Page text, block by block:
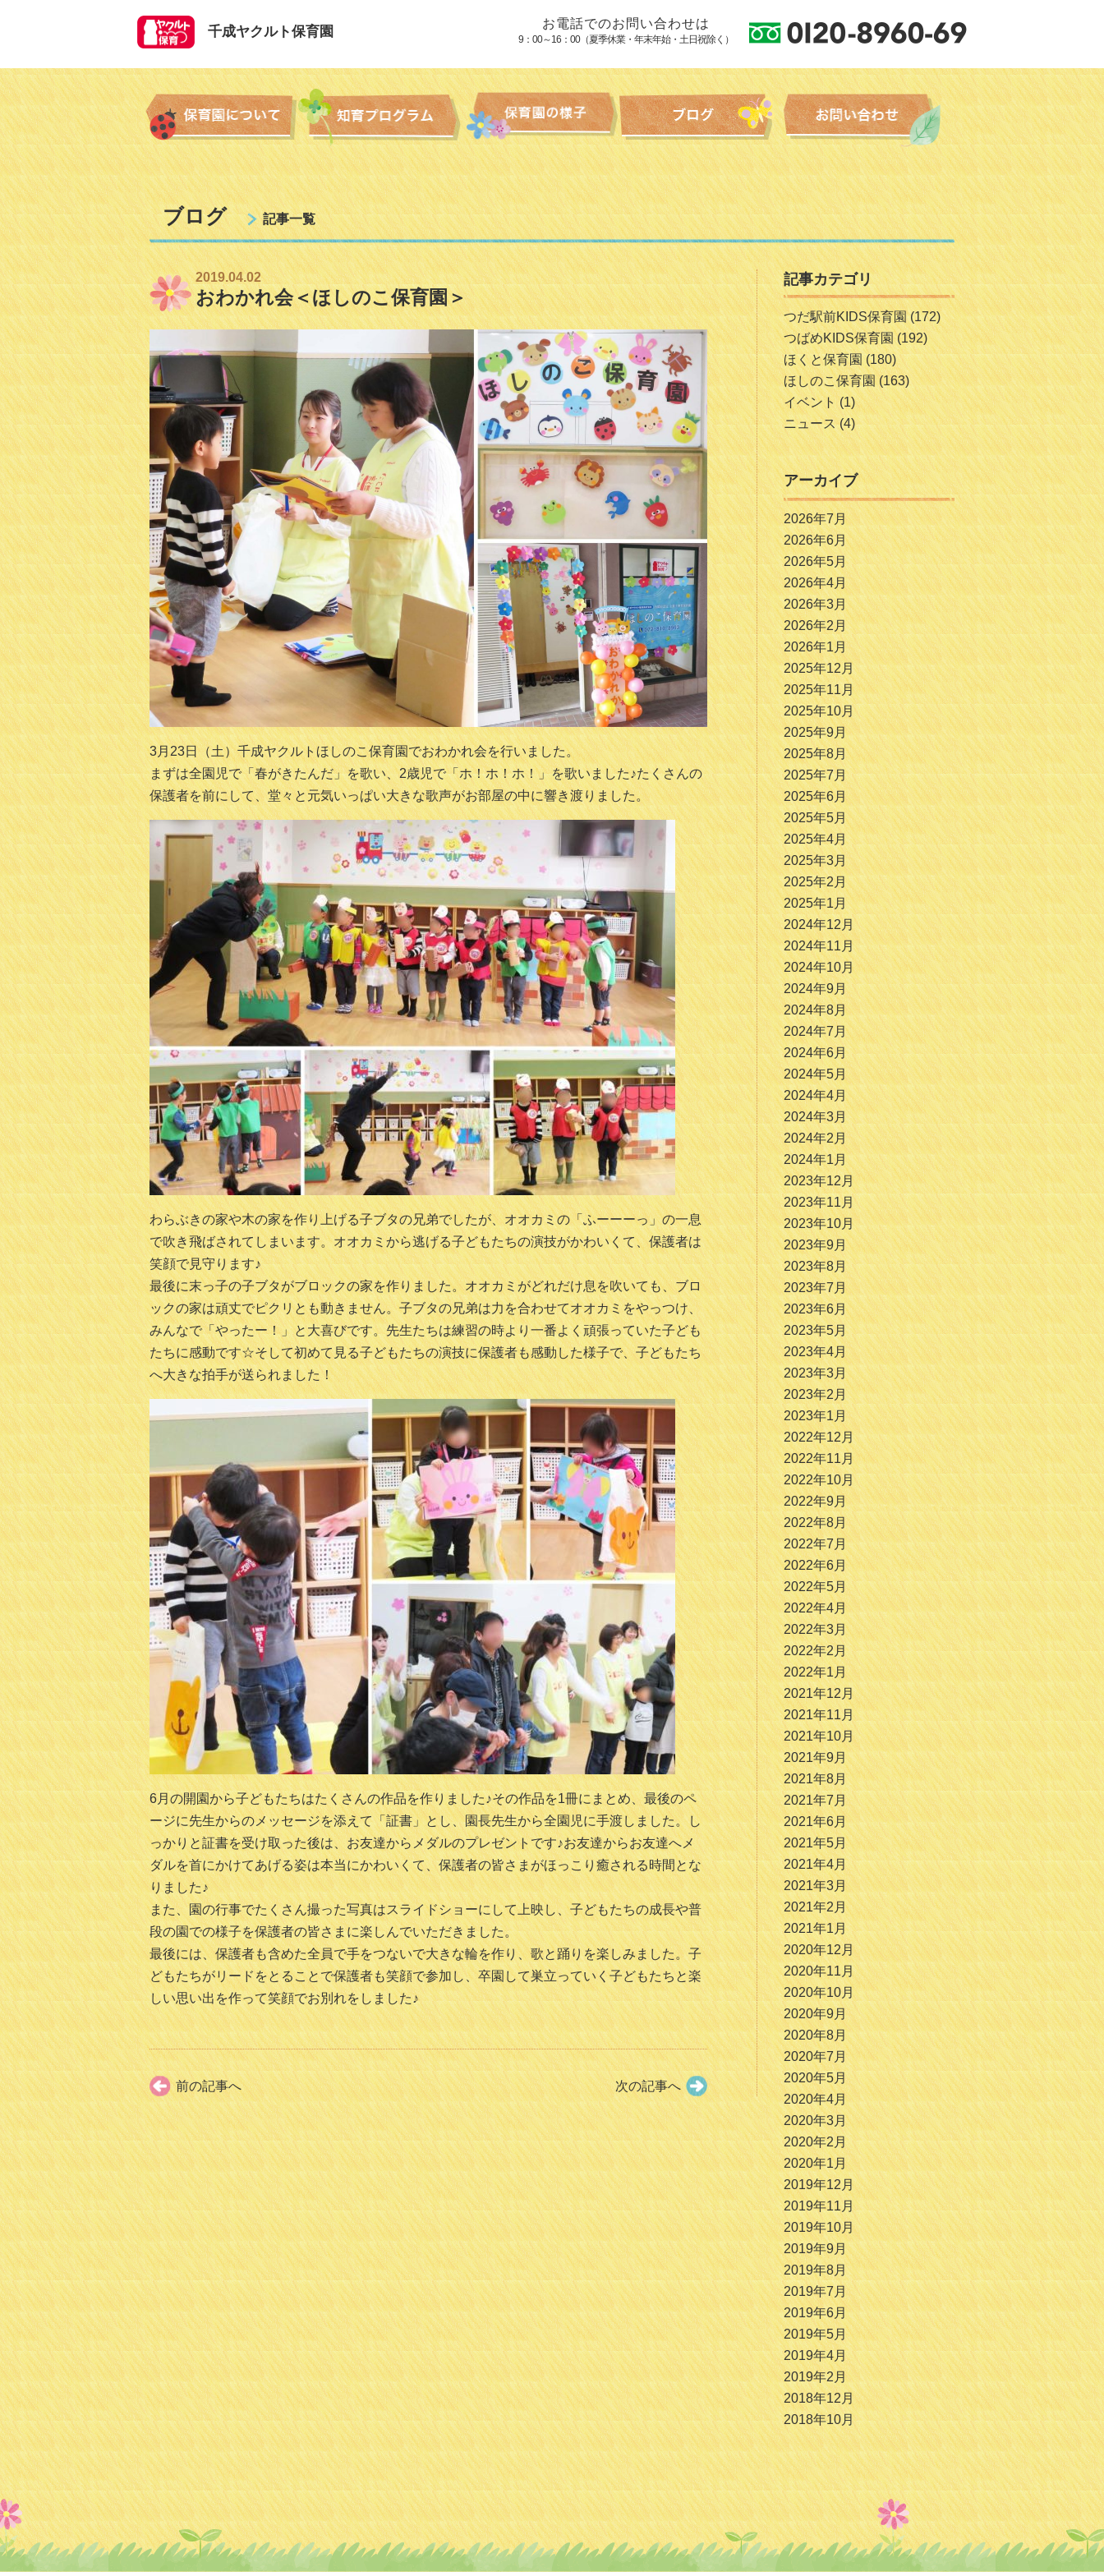
千成ヤクルト保育園
お電話でのお問い合わせは
9：00～16：00（夏季休業・年末年始・土日祝除く）
ブログ 記事一覧
2019.04.02
おわかれ会＜ほしのこ保育園＞
3月23日（土）千成ヤクルトほしのこ保育園でおわかれ会を行いました。
まずは全園児で「春がきたんだ」を歌い、2歳児で「ホ！ホ！ホ！」を歌いました♪たくさんの
保護者を前にして、堂々と元気いっぱい大きな歌声がお部屋の中に響き渡りました。
わらぶきの家や木の家を作り上げる子ブタの兄弟でしたが、オオカミの「ふーーーっ」の一息
で吹き飛ばされてしまいます。オオカミから逃げる子どもたちの演技がかわいくて、保護者は
笑顔で見守ります♪
最後に末っ子の子ブタがブロックの家を作りました。オオカミがどれだけ息を吹いても、ブロ
ックの家は頑丈でピクリとも動きません。子ブタの兄弟は力を合わせてオオカミをやっつけ、
みんなで「やったー！」と大喜びです。先生たちは練習の時より一番よく頑張っていた子ども
たちに感動です☆そして初めて見る子どもたちの演技に保護者も感動した様子で、子どもたち
へ大きな拍手が送られました！
6月の開園から子どもたちはたくさんの作品を作りました♪その作品を1冊にまとめ、最後のペ
ージに先生からのメッセージを添えて「証書」とし、園長先生から全園児に手渡しました。し
っかりと証書を受け取った後は、お友達からメダルのプレゼントです♪お友達からお友達へメ
ダルを首にかけてあげる姿は本当にかわいくて、保護者の皆さまがほっこり癒される時間とな
りました♪
また、園の行事でたくさん撮った写真はスライドショーにして上映し、子どもたちの成長や普
段の園での様子を保護者の皆さまに楽しんでいただきました。
最後には、保護者も含めた全員で手をつないで大きな輪を作り、歌と踊りを楽しみました。子
どもたちがリードをとることで保護者も笑顔で参加し、卒園して巣立っていく子どもたちと楽
しい思い出を作って笑顔でお別れをしました♪
前の記事へ 次の記事へ
記事カテゴリ
つだ駅前KIDS保育園(172)
つばめKIDS保育園(192)
ほくと保育園(180)
ほしのこ保育園(163)
イベント(1)
ニュース(4)
アーカイブ
2026年7月
2026年6月
2026年5月
2026年4月
2026年3月
2026年2月
2026年1月
2025年12月
2025年11月
2025年10月
2025年9月
2025年8月
2025年7月
2025年6月
2025年5月
2025年4月
2025年3月
2025年2月
2025年1月
2024年12月
2024年11月
2024年10月
2024年9月
2024年8月
2024年7月
2024年6月
2024年5月
2024年4月
2024年3月
2024年2月
2024年1月
2023年12月
2023年11月
2023年10月
2023年9月
2023年8月
2023年7月
2023年6月
2023年5月
2023年4月
2023年3月
2023年2月
2023年1月
2022年12月
2022年11月
2022年10月
2022年9月
2022年8月
2022年7月
2022年6月
2022年5月
2022年4月
2022年3月
2022年2月
2022年1月
2021年12月
2021年11月
2021年10月
2021年9月
2021年8月
2021年7月
2021年6月
2021年5月
2021年4月
2021年3月
2021年2月
2021年1月
2020年12月
2020年11月
2020年10月
2020年9月
2020年8月
2020年7月
2020年5月
2020年4月
2020年3月
2020年2月
2020年1月
2019年12月
2019年11月
2019年10月
2019年9月
2019年8月
2019年7月
2019年6月
2019年5月
2019年4月
2019年2月
2018年12月
2018年10月